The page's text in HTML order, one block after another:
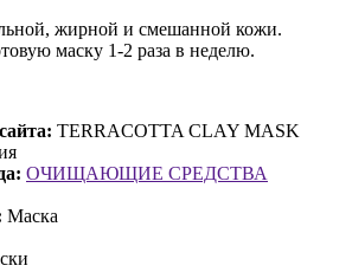
жирной и смешанной кожи.
маску 1-2 раза в неделю.
TERRACOTTA CLAY MASK
ОЧИЩАЮЩИЕ СРЕДСТВА
Маска